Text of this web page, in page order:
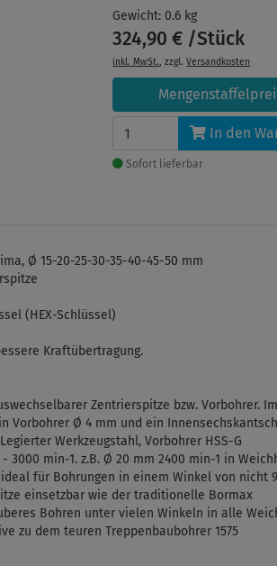
Gewicht: 0.6 kg
324,90 € /Stück
inkl. MwSt., zzgl.Versandkosten
In den
Sofort lieferbar
Ø 15-20-25-30-35-40-45-50 mm
(HEX-Schlüssel)
Kraftübertragung.
Zentrierspitze bzw. Vorbohrer.
Vorbohrer Ø 4 mm und ein
Legierter Werkzeugstahl, Vorbohrer HSS-G
- 3000 min-1. z.B. Ø 20 mm 2400 min-1 in
für Bohrungen in einem Winkel von nicht
einsetzbar wie der traditionelle Bormax
Bohren unter vielen Winkeln in alle
zu dem teuren Treppenbaubohrer 1575